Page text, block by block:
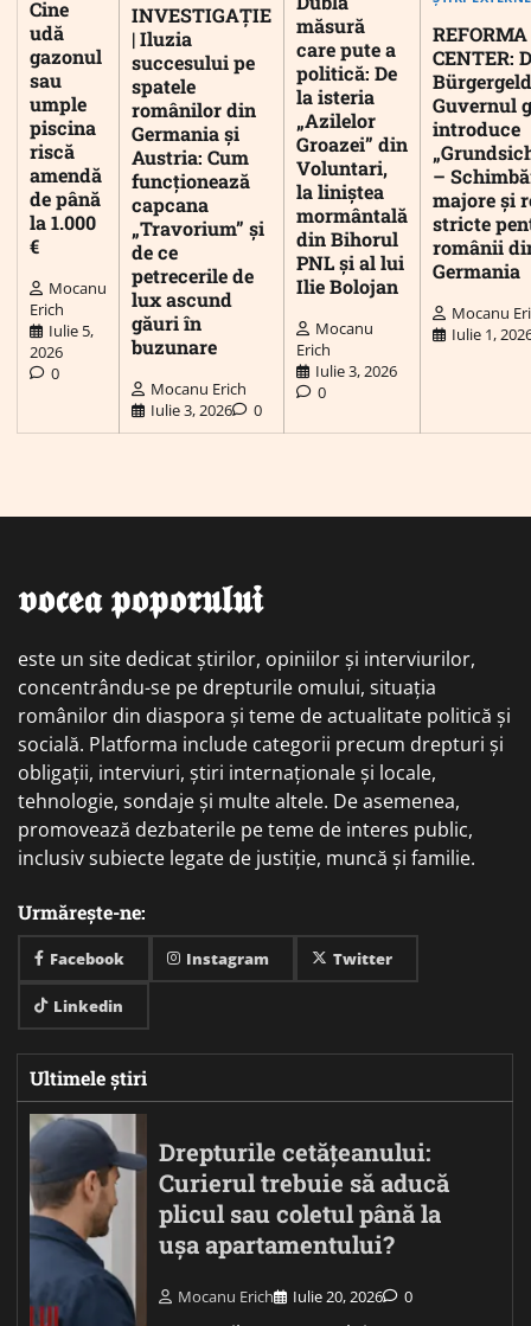
Cine
udă
gazonul
sau
umple
piscina
riscă
amendă
de până
la 1.000
€
Mocanu
Erich
Iulie 5,
2026
0
INVESTIGAȚIE
| Iluzia
succesului pe
spatele
românilor din
Germania și
Austria: Cum
funcționează
capcana
„Travorium” și
de ce
petrecerile de
lux ascund
găuri în
buzunare
Mocanu Erich
Iulie 3, 2026
0
măsură
care pute a
politică: De
la isteria
„Azilelor
Groazei” din
Voluntari,
la liniștea
mormântală
din Bihorul
PNL și al lui
Ilie Bolojan
Mocanu
Erich
Iulie 3, 2026
0
CENTER:
Guvernul
introduce
–
majore și
stricte
românii
Germania
Mocanu
Iulie 1,
𝖛𝖔𝖈𝖊𝖆 𝖕𝖔𝖕𝖔𝖗𝖚𝖑𝖚𝖎
este un site dedicat știrilor, opiniilor și interviurilor,
concentrându-se pe drepturile omului, situația
românilor din diaspora și teme de actualitate politică și
socială. Platforma include categorii precum drepturi și
obligații, interviuri, știri internaționale și locale,
tehnologie, sondaje și multe altele. De asemenea,
promovează dezbaterile pe teme de interes public,
inclusiv subiecte legate de justiție, muncă și familie.
Urmărește-ne:
Facebook Instagram Twitter
Linkedin
Ultimele știri
Drepturile cetățeanului:
Curierul trebuie să aducă
plicul sau coletul până la
ușa apartamentului?
Mocanu Erich Iulie 20, 2026 0